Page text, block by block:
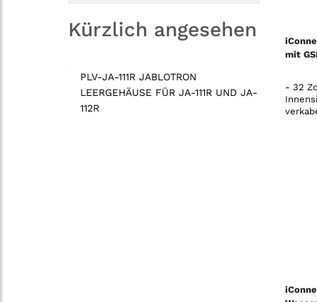
Kürzlich angesehen
PLV-JA-111R JABLOTRON
LEERGEHÄUSE FÜR JA-111R UND JA-
112R
mit
- 32